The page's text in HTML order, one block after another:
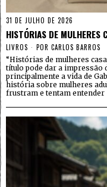
31 DE JULHO DE 2026
HISTÓRIAS DE
LIVROS POR CARLOS BARROS
“Histórias de mulheres
título pode dar a impressão
principalmente a vida de
história sobre mulheres
frustram e tentam entender